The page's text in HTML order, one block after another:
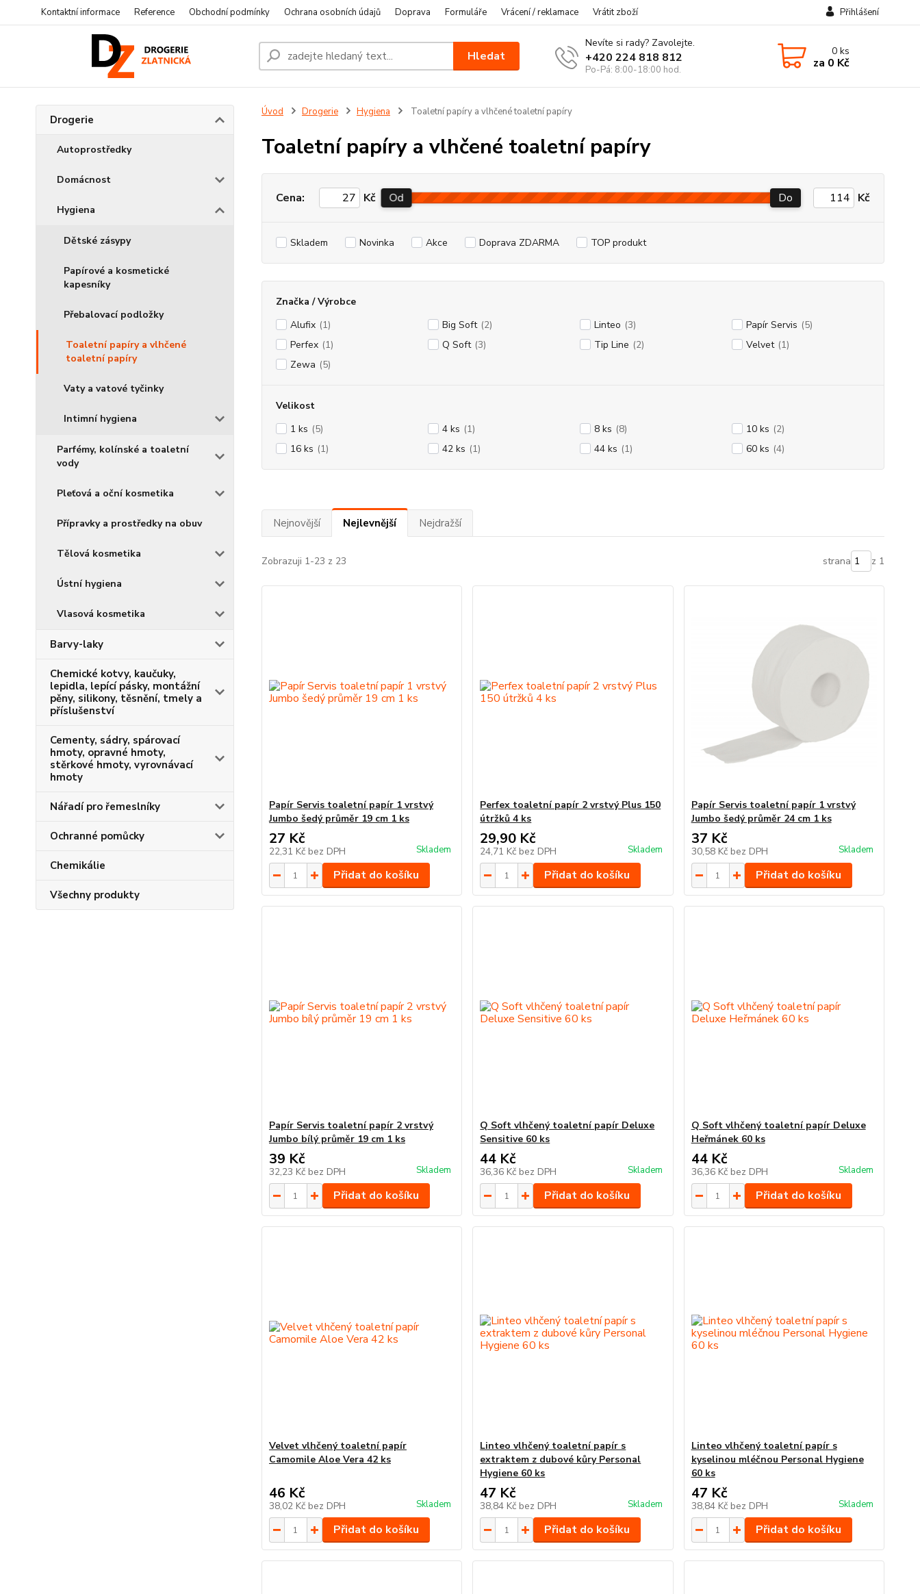
Kontaktní informace Reference Obchodní podmínky Ochrana osobních údajů Doprava Formuláře Vrácení / reklamace Vrátit zboží Přihlášení
Hledat
Nevíte si rady? Zavolejte.
+420 224 818 812
Po-Pá: 8:00-18:00 hod.
0ks
za 0 Kč
Drogerie
Autoprostředky
Domácnost
Hygiena
Dětské zásypy
Papírové a kosmetické
kapesníky
Přebalovací podložky
Toaletní papíry a vlhčené
toaletní papíry
Vaty a vatové tyčinky
Intimní hygiena
Parfémy, kolínské a toaletní
vody
Pleťová a oční kosmetika
Přípravky a prostředky na obuv
Tělová kosmetika
Ústní hygiena
Vlasová kosmetika
Barvy-laky
Chemické kotvy, kaučuky,
lepidla, lepící pásky, montážní
pěny, silikony, těsnění, tmely a
příslušenství
Cementy, sádry, spárovací
hmoty, opravné hmoty,
stěrkové hmoty, vyrovnávací
hmoty
Nářadí pro řemeslníky
Ochranné pomůcky
Chemikálie
Všechny produkty
Úvod Drogerie Hygiena Toaletní papíry a vlhčené toaletní papíry
Toaletní papíry a vlhčené toaletní papíry
Cena: Kč Od Do Kč
Skladem Novinka Akce Doprava ZDARMA TOP produkt
Značka / Výrobce
Alufix (1) Big Soft (2) Linteo (3) Papír Servis (5)
Perfex (1) Q Soft (3) Tip Line (2) Velvet (1)
Zewa (5)
Velikost
1 ks (5) 4 ks (1) 8 ks (8) 10 ks (2)
16 ks (1) 42 ks (1) 44 ks (1) 60 ks (4)
Nejnovější Nejlevnější Nejdražší
Zobrazuji 1-23 z 23 strana z 1
Papír Servis toaletní papír 1 vrstvý
Jumbo šedý průměr 19 cm 1 ks
27 Kč
22,31 Kč bez DPH Skladem
Přidat do košíku
Perfex toaletní papír 2 vrstvý Plus 150
útržků 4 ks
29,90 Kč
24,71 Kč bez DPH Skladem
Přidat do košíku
Papír Servis toaletní papír 1 vrstvý
Jumbo šedý průměr 24 cm 1 ks
37 Kč
30,58 Kč bez DPH Skladem
Přidat do košíku
Papír Servis toaletní papír 2 vrstvý
Jumbo bílý průměr 19 cm 1 ks
39 Kč
32,23 Kč bez DPH Skladem
Přidat do košíku
Q Soft vlhčený toaletní papír Deluxe
Sensitive 60 ks
44 Kč
36,36 Kč bez DPH Skladem
Přidat do košíku
Q Soft vlhčený toaletní papír Deluxe
Heřmánek 60 ks
44 Kč
36,36 Kč bez DPH Skladem
Přidat do košíku
Velvet vlhčený toaletní papír
Camomile Aloe Vera 42 ks
46 Kč
38,02 Kč bez DPH Skladem
Přidat do košíku
Linteo vlhčený toaletní papír s
extraktem z dubové kůry Personal
Hygiene 60 ks
47 Kč
38,84 Kč bez DPH Skladem
Přidat do košíku
Linteo vlhčený toaletní papír s
kyselinou mléčnou Personal Hygiene
60 ks
47 Kč
38,84 Kč bez DPH Skladem
Přidat do košíku